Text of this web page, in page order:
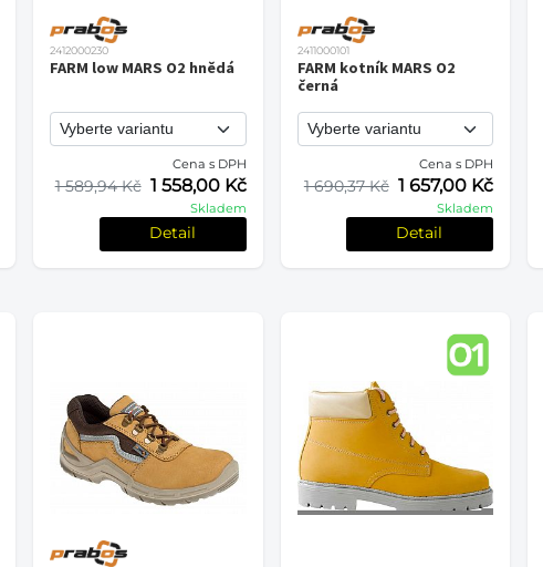
2412000230
FARM low MARS O2 hnědá
Cena s DPH
1 589,94 Kč 1 558,00 Kč
Skladem
Detail
2411000101
FARM kotník MARS O2
černá
Cena s DPH
1 690,37 Kč 1 657,00 Kč
Skladem
Detail